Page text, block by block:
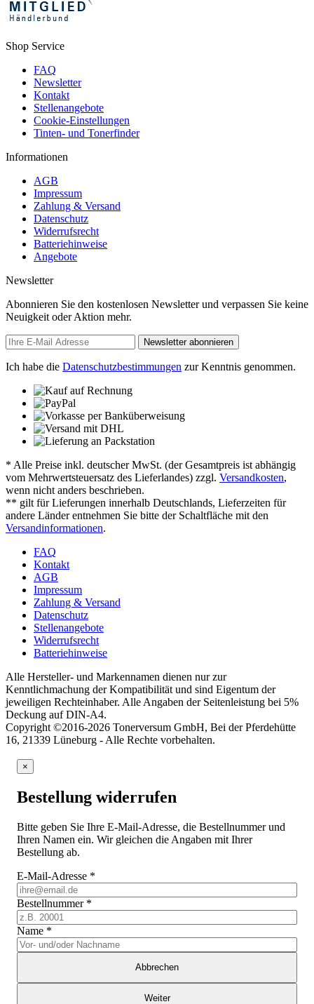
Shop Service
FAQ
Newsletter
Kontakt
Stellenangebote
Cookie-Einstellungen
Tinten- und Tonerfinder
Informationen
AGB
Impressum
Zahlung & Versand
Datenschutz
Widerrufsrecht
Batteriehinweise
Angebote
Newsletter
Abonnieren Sie den kostenlosen Newsletter und verpassen Sie keine
Neuigkeit oder Aktion mehr.
Newsletter abonnieren
Ich habe die Datenschutzbestimmungen zur Kenntnis genommen.
* Alle Preise inkl. deutscher MwSt. (der Gesamtpreis ist abhängig
vom Mehrwertsteuersatz des Lieferlandes) zzgl. Versandkosten,
wenn nicht anders beschrieben.
** gilt für Lieferungen innerhalb Deutschlands, Lieferzeiten für
andere Länder entnehmen Sie bitte der Schaltfläche mit den
Versandinformationen.
FAQ
Kontakt
AGB
Impressum
Zahlung & Versand
Datenschutz
Stellenangebote
Widerrufsrecht
Batteriehinweise
Alle Hersteller- und Markennamen dienen nur zur
Kenntlichmachung der Kompatibilität und sind Eigentum der
jeweiligen Rechteinhaber. Alle Angaben der Seitenleistung bei 5%
Deckung auf DIN-A4.
Copyright ©2016-2026 Tonerversum GmbH, Bei der Pferdehütte
16, 21339 Lüneburg - Alle Rechte vorbehalten.
×
Bestellung widerrufen
Bitte geben Sie Ihre E-Mail-Adresse, die Bestellnummer und
Ihren Namen ein. Wir gleichen die Angaben mit Ihrer
Bestellung ab.
E-Mail-Adresse *
Bestellnummer *
Name *
Abbrechen
Weiter